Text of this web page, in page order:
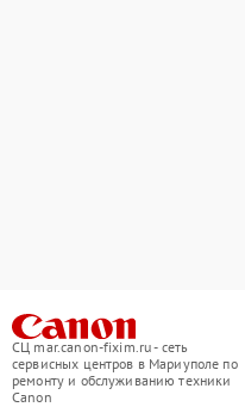
СЦ mar.canon-fixim.ru - сеть
сервисных центров в Мариуполе по
ремонту и обслуживанию техники
Canon